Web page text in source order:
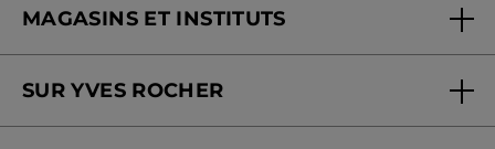
MAGASINS ET INSTITUTS
Soins en institut
SUR YVES ROCHER